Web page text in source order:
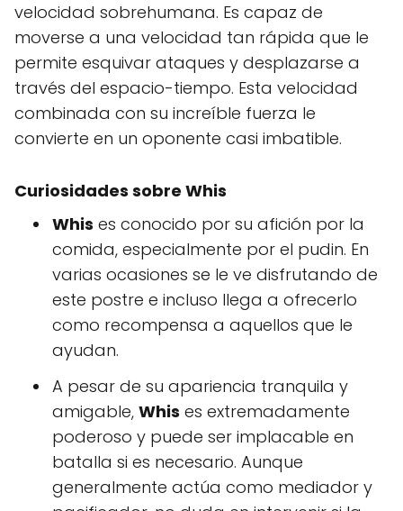
velocidad sobrehumana. Es capaz de
moverse a una velocidad tan rápida que le
permite esquivar ataques y desplazarse a
través del espacio-tiempo. Esta velocidad
combinada con su increíble fuerza le
convierte en un oponente casi imbatible.
Curiosidades sobre Whis
Whis es conocido por su afición por la
comida, especialmente por el pudin. En
varias ocasiones se le ve disfrutando de
este postre e incluso llega a ofrecerlo
como recompensa a aquellos que le
ayudan.
A pesar de su apariencia tranquila y
amigable, Whis es extremadamente
poderoso y puede ser implacable en
batalla si es necesario. Aunque
generalmente actúa como mediador y